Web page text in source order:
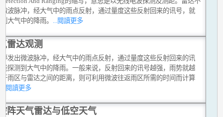
波脉冲，经大气中的雨点反射，通过量度这些反射回来的讯号，就
大气中的降雨。 ...閱讀更多
雷达观测
发出微波脉冲，经大气中的雨点反射，通过量度这些反射回来的讯
探测到大气中的降雨。一般来说，反射回来的讯号越强，雨势就越
雨区与雷达之间的距离，则可利用微波往返雨区所需的时间而计算
...閱讀更多
阵天气雷达与低空天气